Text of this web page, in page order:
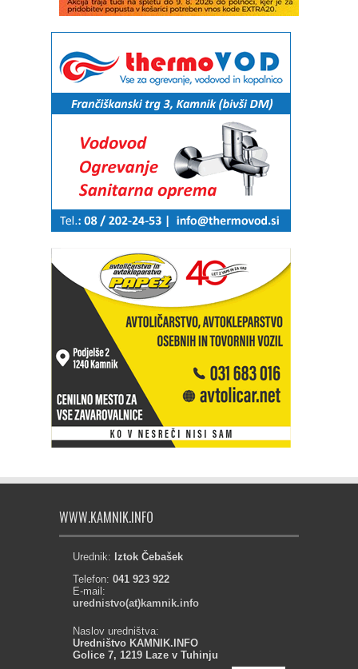
WWW.KAMNIK.INFO
Urednik: Iztok Čebašek
Telefon: 041 923 922
E-mail:
urednistvo(at)kamnik.info
Naslov uredništva:
Uredništvo KAMNIK.INFO
Golice 7, 1219 Laze v Tuhinju